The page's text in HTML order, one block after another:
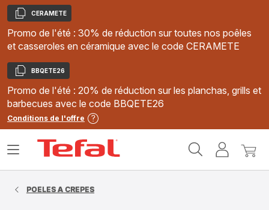
Copier
CERAMETE
Promo de l'été : 30% de réduction sur toutes nos poêles
et casseroles en céramique avec le code CERAMETE
Copier
BBQETE26
Promo de l'été : 20% de réduction sur les planchas, grills et
barbecues avec le code BBQETE26
Conditions de l'offre
MonMon
Ouvrir
POELES A CREPES